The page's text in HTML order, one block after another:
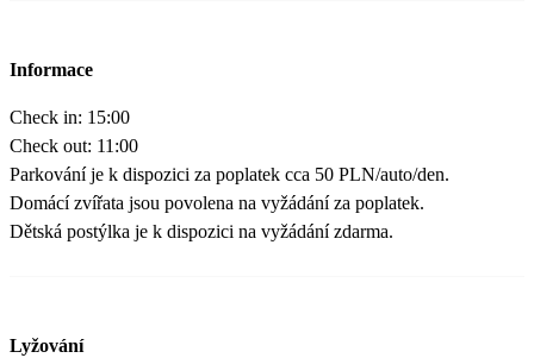
Informace
Check in: 15:00
Check out: 11:00
Parkování je k dispozici za poplatek cca 50 PLN/auto/den.
Domácí zvířata jsou povolena na vyžádání za poplatek.
Dětská postýlka je k dispozici na vyžádání zdarma.
Lyžování